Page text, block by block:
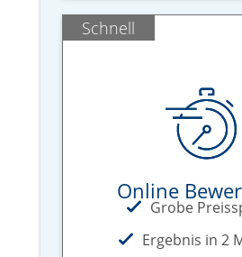
Schnell
Online
Grobe
Ergebnis in 2